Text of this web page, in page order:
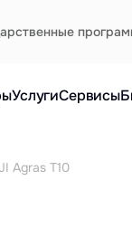
УслугиСервисы
Agras T10